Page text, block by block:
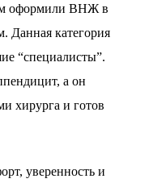
оформили ВНЖ в
Данная категория
“специалисты”.
а он
хирурга и готов
уверенность и